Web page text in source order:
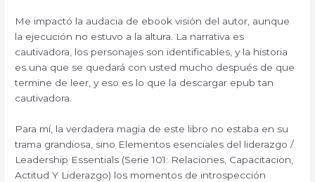
Me impactó la audacia de ebook visión del autor, aunque
la ejecución no estuvo a la altura. La narrativa es
cautivadora, los personajes son identificables, y la historia
es una que se quedará con usted mucho después de que
termine de leer, y eso es lo que la descargar epub tan
cautivadora.
Para mí, la verdadera magia de este libro no estaba en su
trama grandiosa, sino Elementos esenciales del liderazgo /
Leadership Essentials (Serie 101: Relaciones, Capacitacion,
Actitud Y Liderazgo) los momentos de introspección